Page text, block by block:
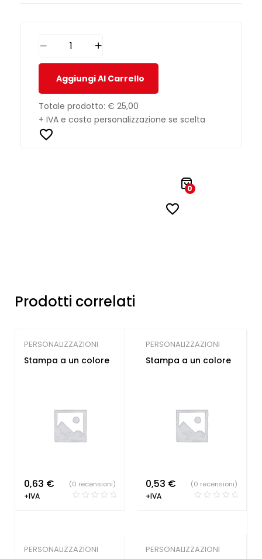
Aggiungi Al Carrello
Totale prodotto: € 25,00
+ IVA e costo personalizzazione se scelta
0
Prodotti correlati
PERSONALIZZAZIONI
Stampa a un colore
0,63 €
+IVA
(0 recensioni)
PERSONALIZZAZIONI
Stampa a un colore
0,53 €
+IVA
(0 recensioni)
PERSONALIZZAZIONI PERSONALIZZAZIONI